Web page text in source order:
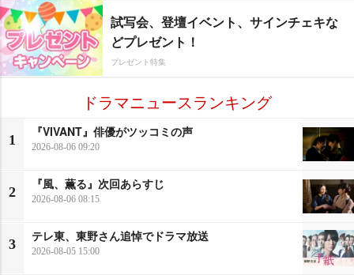
試写会、登壇イベント、サインチェキな
どプレゼント！
プレゼント特集
ドラマニュースランキング
1
『VIVANT』俳優がツッコミの声
2026-08-06 09:20
2
『風、薫る』次回あらすじ
2026-08-06 08:15
3
テレ東、東野さん追悼でドラマ放送
2026-08-05 15:00